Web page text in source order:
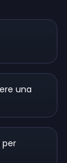
una
per